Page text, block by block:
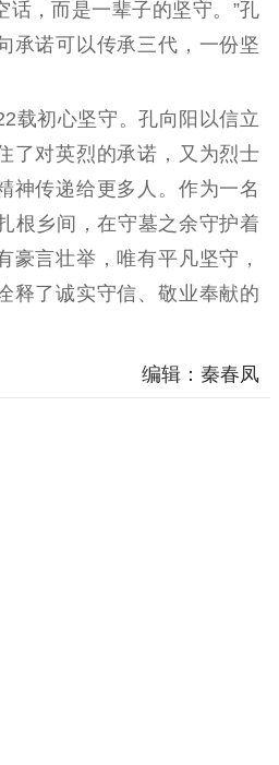
话，而是一辈子的坚守。”孔
承诺可以传承三代，一份坚
初心坚守。孔向阳以信立
了对英烈的承诺，又为烈士
神传递给更多人。作为一名
根乡间，在守墓之余守护着
豪言壮举，唯有平凡坚守，
释了诚实守信、敬业奉献的
编辑：秦春凤